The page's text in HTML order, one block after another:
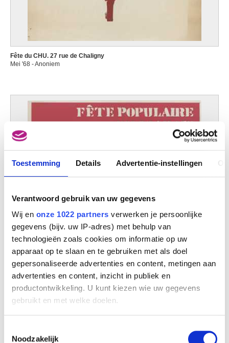
Toestemming Details Advertentie-instellingen
Verantwoord gebruik van uw gegevens
Wij en onze 1022 partners verwerken je persoonlijke
gegevens (bijv. uw IP-adres) met behulp van
technologieën zoals cookies om informatie op uw
apparaat op te slaan en te gebruiken met als doel
gepersonaliseerde advertenties en content, metingen aan
advertenties en content, inzicht in publiek en
productontwikkeling. U kunt kiezen wie uw gegevens
gebruikt en met welke doelen.
Informatie verzamelen over uw geografische
Noodzakelijk
Fête du CHU. 27 rue de Chaligny
Mei '68 - Anoniem
Fête populaire du marais